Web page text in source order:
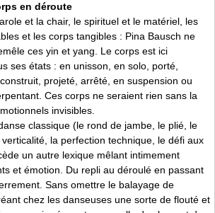
en déroute
et la chair, le spirituel et le matériel, les
et les corps tangibles : Pina Bausch ne
ces yin et yang. Le corps est ici
ses états : en unisson, en solo, porté,
projeté, arrêté, en suspension ou
Ces corps ne seraient rien sans la
invisibles.
classique (le rond de jambe, le plié, le
verticalité, la perfection technique, le défi aux
un autre lexique mêlant intimement
et émotion. Du repli au déroulé en passant
Sans omettre le balayage de
chez les danseuses une sorte de flouté et